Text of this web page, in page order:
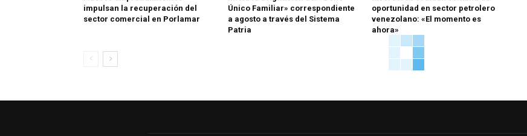
impulsan la recuperación del
sector comercial en Porlamar
Único Familiar» correspondiente
a agosto a través del Sistema
Patria
oportunidad en sector petrolero
venezolano: «El momento es
ahora»